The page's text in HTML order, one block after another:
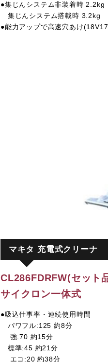
●集じんシステム非装着時 2.2kg
集じんシステム搭載時 3.2kg
●能力アップで高速穴あけ
マキタ 充電式クリーナ
CL286FDRFW(セット
サイクロン一体式
●吸込仕事率・連続使用時間
パワフル:125 約8分
強:70 約15分
標準:45 約21分
エコ:20 約38分